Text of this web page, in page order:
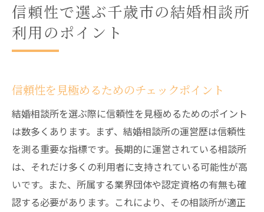
信頼性で選ぶ千歳市の結婚相談所
利用のポイント
信頼性を見極めるためのチェックポイント
結婚相談所を選ぶ際に信頼性を見極めるためのポイント
は数多くあります。まず、結婚相談所の運営歴は信頼性
を測る重要な指標です。長期的に運営されている相談所
は、それだけ多くの利用者に支持されている可能性が高
いです。また、所属する業界団体や認定資格の有無も確
認する必要があります。これにより、その相談所が適正